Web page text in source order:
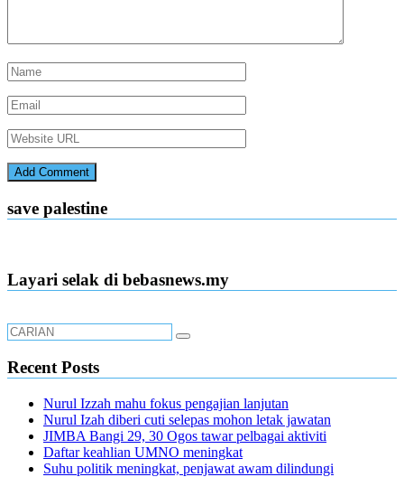
save palestine
Layari selak di bebasnews.my
Recent Posts
Nurul Izzah mahu fokus pengajian lanjutan
Nurul Izah diberi cuti selepas mohon letak jawatan
JIMBA Bangi 29, 30 Ogos tawar pelbagai aktiviti
Daftar keahlian UMNO meningkat
Suhu politik meningkat, penjawat awam dilindungi